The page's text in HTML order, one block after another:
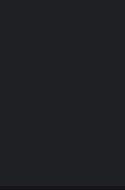
v Jablonci nad Nisou
obětem 1. světové války na
Durynské v Dolních
Körnera v Tyršově ulici v